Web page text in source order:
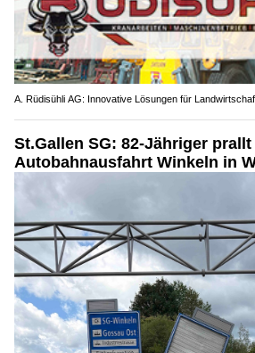
A. Rüdisühli AG: Innovative Lösungen für
St.Gallen SG: 82-Jähriger prallt
Autobahnausfahrt Winkeln in